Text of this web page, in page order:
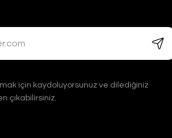
için kaydoluyorsunuz ve dilediğiniz
çıkabilirsiniz.